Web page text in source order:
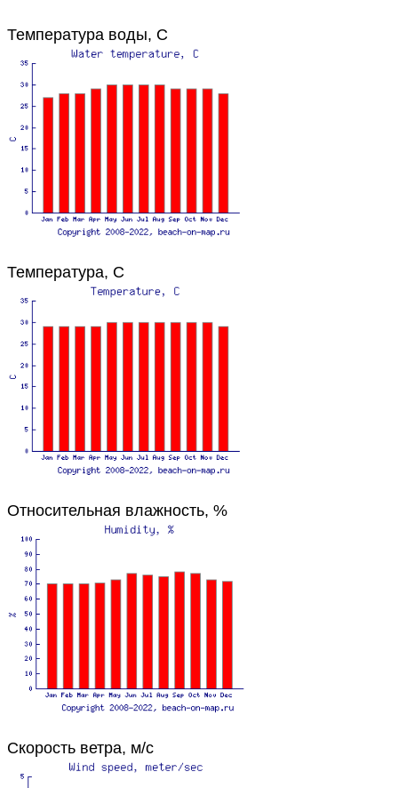
Температура воды, C
Температура, C
Относительная влажность, %
Скорость ветра, м/с